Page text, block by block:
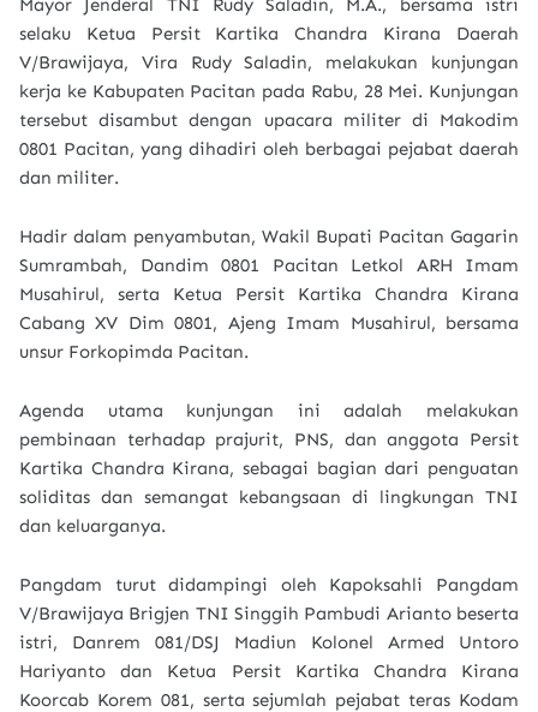
Mayor Jenderal TNI Rudy Saladin, M.A., bersama istri
selaku Ketua Persit Kartika Chandra Kirana Daerah
V/Brawijaya, Vira Rudy Saladin, melakukan kunjungan
kerja ke Kabupaten Pacitan pada Rabu, 28 Mei. Kunjungan
tersebut disambut dengan upacara militer di Makodim
0801 Pacitan, yang dihadiri oleh berbagai pejabat daerah
dan militer.
Hadir dalam penyambutan, Wakil Bupati Pacitan Gagarin
Sumrambah, Dandim 0801 Pacitan Letkol ARH Imam
Musahirul, serta Ketua Persit Kartika Chandra Kirana
Cabang XV Dim 0801, Ajeng Imam Musahirul, bersama
unsur Forkopimda Pacitan.
Agenda utama kunjungan ini adalah melakukan
pembinaan terhadap prajurit, PNS, dan anggota Persit
Kartika Chandra Kirana, sebagai bagian dari penguatan
soliditas dan semangat kebangsaan di lingkungan TNI
dan keluarganya.
Pangdam turut didampingi oleh Kapoksahli Pangdam
V/Brawijaya Brigjen TNI Singgih Pambudi Arianto beserta
istri, Danrem 081/DSJ Madiun Kolonel Armed Untoro
Hariyanto dan Ketua Persit Kartika Chandra Kirana
Koorcab Korem 081, serta sejumlah pejabat teras Kodam